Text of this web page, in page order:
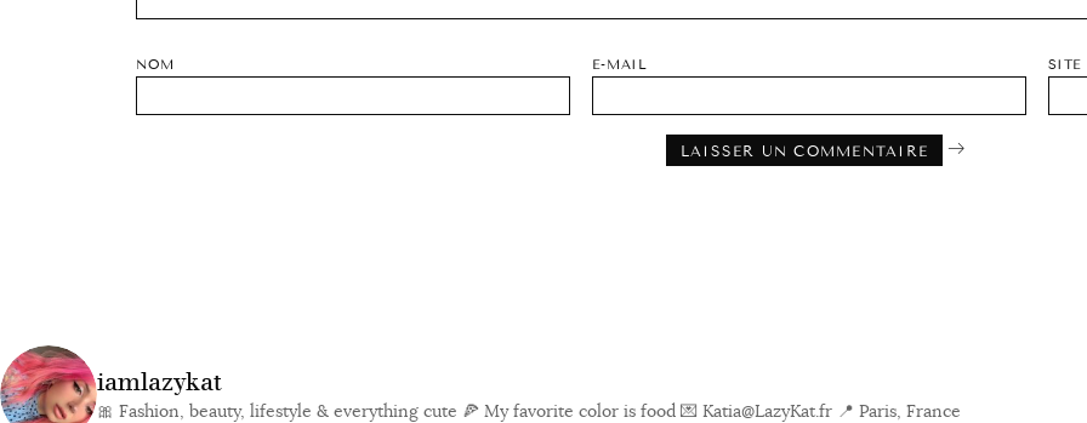
NOM E-MAIL SITE
iamlazykat
🎀 Fashion, beauty, lifestyle & everything cute 🍕 My favorite color is food 💌 Katia@LazyKat.fr 📍 Paris, France